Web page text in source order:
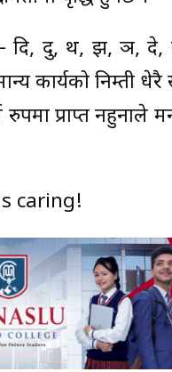
दि, दु, थ, झ, ञ, दे,
कार्यको निम्ती
प्राप्त नहुनाले
caring!